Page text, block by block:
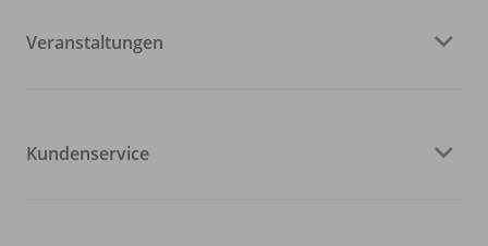
Veranstaltungen
Kundenservice